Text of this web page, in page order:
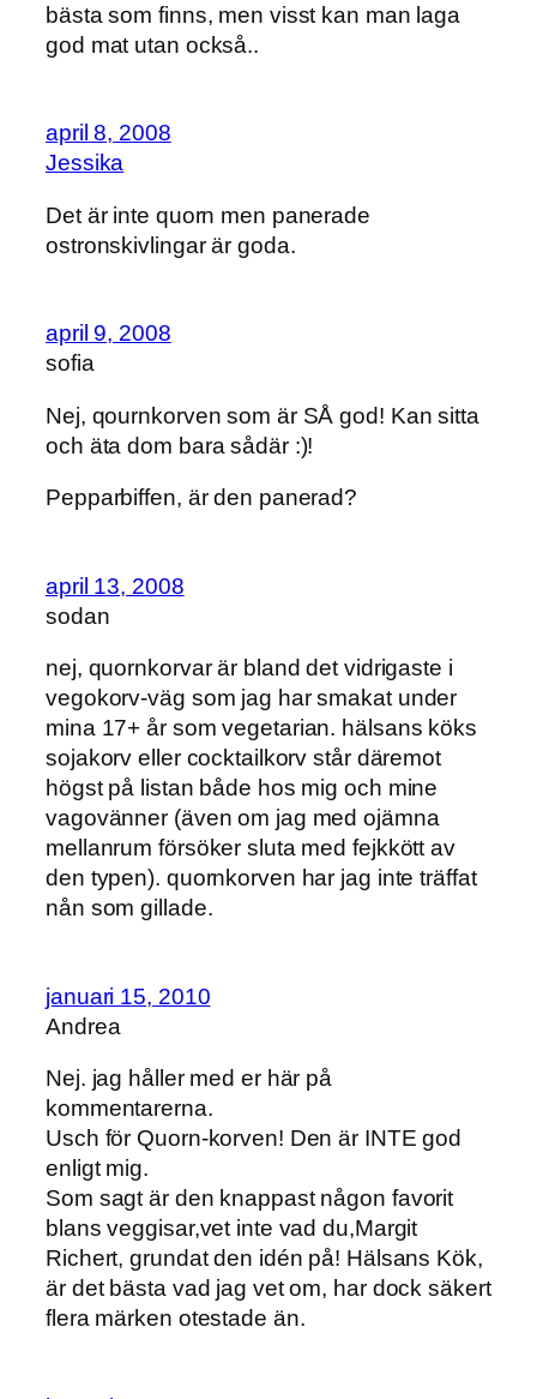
bästa som finns, men visst kan man laga
god mat utan också..
april 8, 2008
Jessika
Det är inte quorn men panerade
ostronskivlingar är goda.
april 9, 2008
sofia
Nej, qournkorven som är SÅ god! Kan sitta
och äta dom bara sådär :)!
Pepparbiffen, är den panerad?
april 13, 2008
sodan
nej, quornkorvar är bland det vidrigaste i
vegokorv-väg som jag har smakat under
mina 17+ år som vegetarian. hälsans köks
sojakorv eller cocktailkorv står däremot
högst på listan både hos mig och mine
vagovänner (även om jag med ojämna
mellanrum försöker sluta med fejkkött av
den typen). quornkorven har jag inte träffat
nån som gillade.
januari 15, 2010
Andrea
Nej. jag håller med er här på
kommentarerna.
Usch för Quorn-korven! Den är INTE god
enligt mig.
Som sagt är den knappast någon favorit
blans veggisar,vet inte vad du,Margit
Richert, grundat den idén på! Hälsans Kök,
är det bästa vad jag vet om, har dock säkert
flera märken otestade än.